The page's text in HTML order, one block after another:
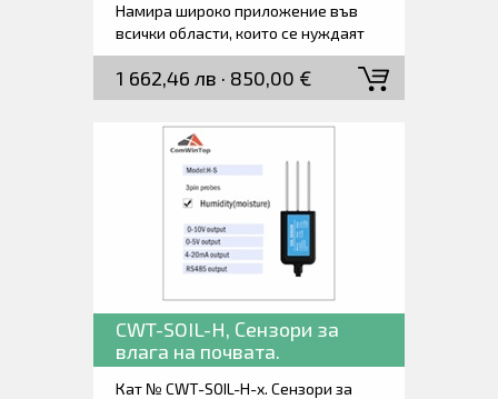
Намира широко приложение във
всички области, които се нуждаят
от бързо измерване на влагата на
медикаменти, зърно, тютюн,
химикали, чай, храни, текстил,
строителни материали и др.
Възможност за съхраняване на 15
програми на тестване. Доставя се
заедно с комплект измервателни
тарелки, държател на тарелки,
захранващ кабел, референтна
калибрираща тежест и
ръководство за работа.
1 662,46 лв · 850,00 €
CWT-SOIL-H, Сензори за
влага на почвата.
Кат № CWT-SOIL-H-x. Сензори за